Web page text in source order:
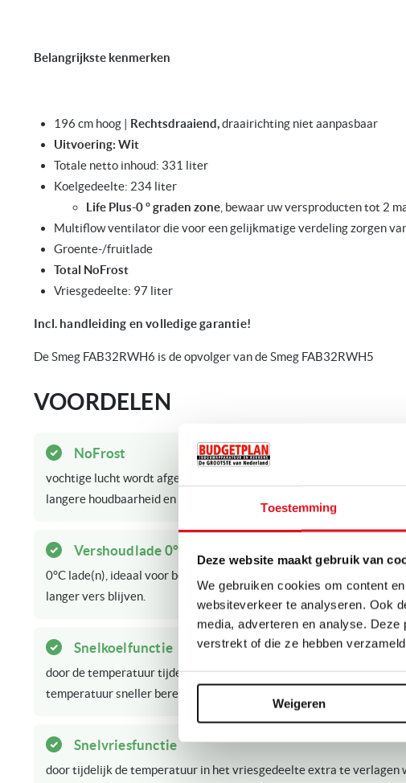
Toestemming
Deze website maakt gebruik van
We gebruiken cookies om content
websiteverkeer te analyseren. Ook
media, adverteren en analyse.
verstrekt of die ze hebben
Weigeren
Belangrijkste kenmerken
196 cm hoog | Rechtsdraaiend,draairichting niet aanpasbaar
Uitvoering: Wit
Totale netto inhoud: 331 liter
Koelgedeelte: 234 liter
Life Plus-0 ° graden zone , bewaar uw versproducten tot 2
Multiflow ventilator die voor een gelijkmatige verdeling zorgen
Groente-/fruitlade
Total NoFrost
Vriesgedeelte: 97 liter
Incl. handleiding en volledige garantie!
De Smeg FAB32RWH6 is de opvolger van de Smeg FAB32RWH5
VOORDELEN
NoFrost
vochtige lucht wordt afgevoerd zodat rijpaanslag wordt voorkomen,
langere houdbaarheid en ontdooien behoort tot het verleden.
Vershoudlade 0°C lade(n)
0°C lade(n), ideaal voor bewaren van verswaren zoals groente en
langer vers blijven.
Snelkoelfunctie
door de temperatuur tijdelijk te verlagen in het koelgedeelte wordt
temperatuur sneller bereikt.
Snelvriesfunctie
door tijdelijk de temperatuur in het vriesgedeelte extra te verlagen